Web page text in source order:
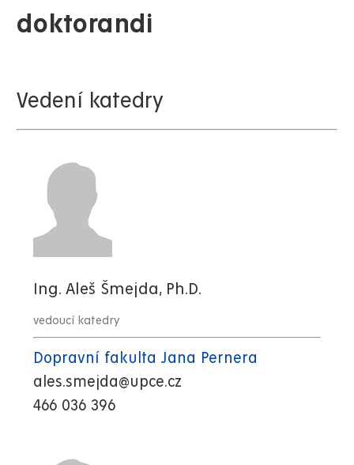
doktorandi
Vedení katedry
Ing. Aleš Šmejda, Ph.D.
vedoucí katedry
Dopravní fakulta Jana Pernera
ales.smejda@upce.cz
466 036 396